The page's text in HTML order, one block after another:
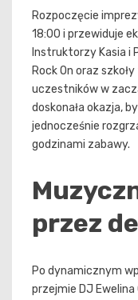
Rozpoczęcie
18:00 i przewiduje
Instruktorzy Kasia i
Rock On oraz
uczestników w
doskonała okazja,
jednocześnie
godzinami zabawy.
przez
Po dynamicznym
przejmie DJ